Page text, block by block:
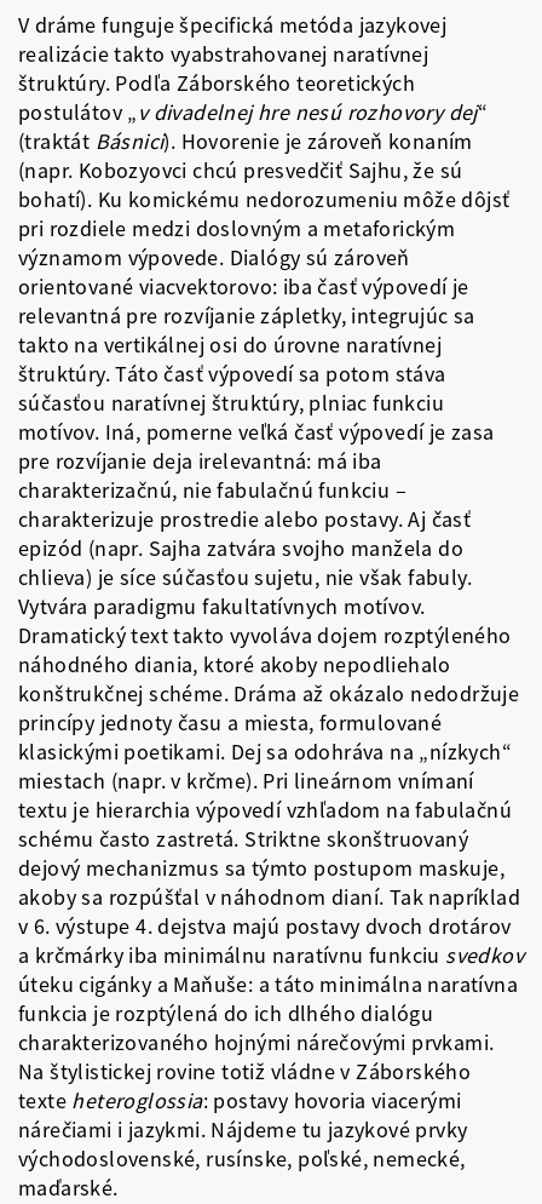
V dráme funguje špecifická metóda jazykovej
realizácie takto vyabstrahovanej naratívnej
štruktúry. Podľa Záborského teoretických
postulátov „v divadelnej hre nesú rozhovory dej“
(traktát Básnici). Hovorenie je zároveň konaním
(napr. Kobozyovci chcú presvedčiť Sajhu, že sú
bohatí). Ku komickému nedorozumeniu môže dôjsť
pri rozdiele medzi doslovným a metaforickým
významom výpovede. Dialógy sú zároveň
orientované viacvektorovo: iba časť výpovedí je
relevantná pre rozvíjanie zápletky, integrujúc sa
takto na vertikálnej osi do úrovne naratívnej
štruktúry. Táto časť výpovedí sa potom stáva
súčasťou naratívnej štruktúry, plniac funkciu
motívov. Iná, pomerne veľká časť výpovedí je zasa
pre rozvíjanie deja irelevantná: má iba
charakterizačnú, nie fabulačnú funkciu –
charakterizuje prostredie alebo postavy. Aj časť
epizód (napr. Sajha zatvára svojho manžela do
chlieva) je síce súčasťou sujetu, nie však fabuly.
Vytvára paradigmu fakultatívnych motívov.
Dramatický text takto vyvoláva dojem rozptýleného
náhodného diania, ktoré akoby nepodliehalo
konštrukčnej schéme. Dráma až okázalo nedodržuje
princípy jednoty času a miesta, formulované
klasickými poetikami. Dej sa odohráva na „nízkych“
miestach (napr. v krčme). Pri lineárnom vnímaní
textu je hierarchia výpovedí vzhľadom na fabulačnú
schému často zastretá. Striktne skonštruovaný
dejový mechanizmus sa týmto postupom maskuje,
akoby sa rozpúšťal v náhodnom dianí. Tak napríklad
v 6. výstupe 4. dejstva majú postavy dvoch drotárov
a krčmárky iba minimálnu naratívnu funkciu svedkov
úteku cigánky a Maňuše: a táto minimálna naratívna
funkcia je rozptýlená do ich dlhého dialógu
charakterizovaného hojnými nárečovými prvkami.
Na štylistickej rovine totiž vládne v Záborského
texte heteroglossia: postavy hovoria viacerými
nárečiami i jazykmi. Nájdeme tu jazykové prvky
východoslovenské, rusínske, poľské, nemecké,
maďarské.